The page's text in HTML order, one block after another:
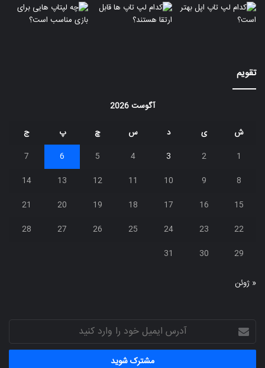
تقویم
آگوست 2026
ش ی د س چ پ
ج
1
2
3
4
5
6
7
8
9
10
11
12
13
14
15
16
17
18
19
20
21
22
23
24
25
26
27
28
29
30
31
« ژوئن
آدرس
ایمیل
خود